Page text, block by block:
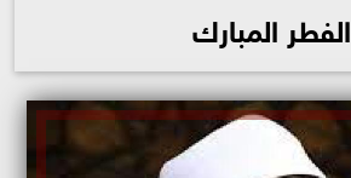
الفطر المبارك